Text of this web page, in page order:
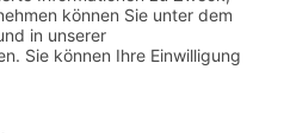
Daher sollten Sie vorab
in Ihrer Region Kontakt
welche spezifischen